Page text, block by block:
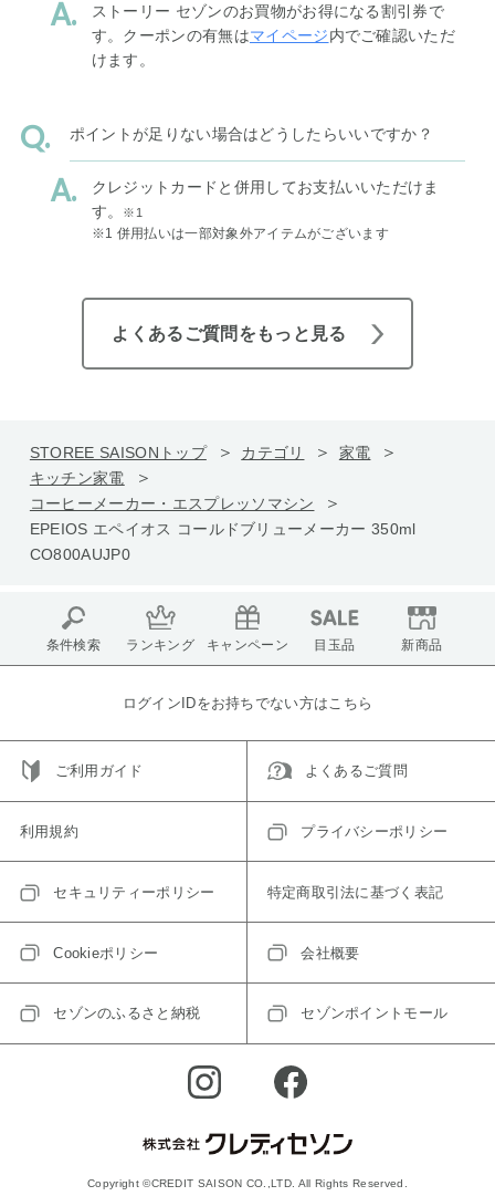
ストーリー セゾンのお買物がお得になる割引券で
す。クーポンの有無はマイページ内でご確認いただ
けます。
ポイントが足りない場合はどうしたらいいですか？
クレジットカードと併用してお支払いいただけま
す。
※1
※1 併用払いは一部対象外アイテムがございます
よくあるご質問をもっと見る
STOREE SAISONトップ カテゴリ
家電
キッチン家電
コーヒーメーカー・エスプレッソマシン
EPEIOS エペイオス コールドブリューメーカー 350ml
CO800AUJP0
条件検索 ランキング キャンペーン 目玉品 新商品
ログインIDをお持ちでない方はこちら
ご利用ガイド よくあるご質問
利用規約 プライバシーポリシー
セキュリティーポリシー 特定商取引法に基づく表記
Cookieポリシー 会社概要
セゾンのふるさと納税 セゾンポイントモール
Copyright ©CREDIT SAISON CO.,LTD. All Rights Reserved.